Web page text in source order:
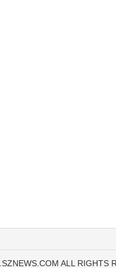
ALL RIGHTS